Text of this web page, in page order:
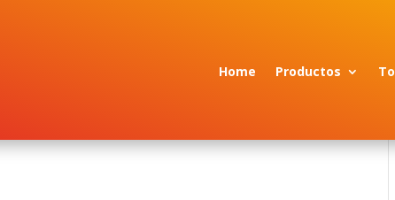
Home Productos